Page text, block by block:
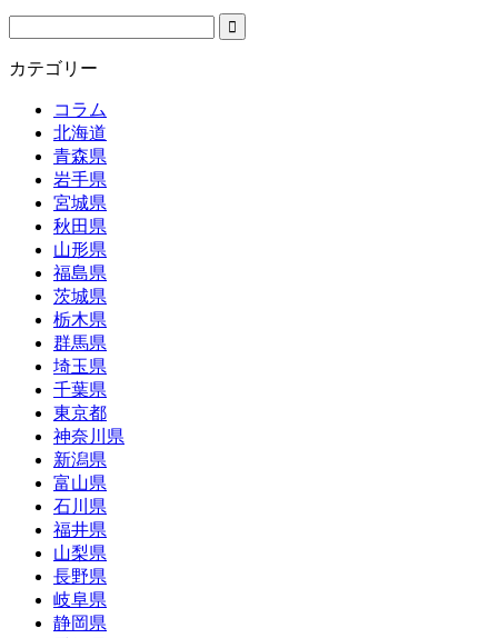
カテゴリー
コラム
北海道
青森県
岩手県
宮城県
秋田県
山形県
福島県
茨城県
栃木県
群馬県
埼玉県
千葉県
東京都
神奈川県
新潟県
富山県
石川県
福井県
山梨県
長野県
岐阜県
静岡県